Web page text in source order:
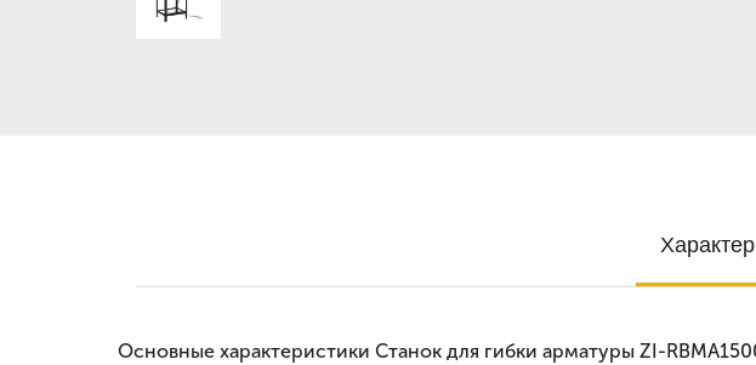
Основные характеристики Станок для гибки арматуры ZI-